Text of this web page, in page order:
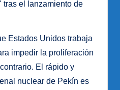
tras el lanzamiento de
Estados Unidos trabaja
impedir la proliferación
El rápido y
nuclear de Pekín es